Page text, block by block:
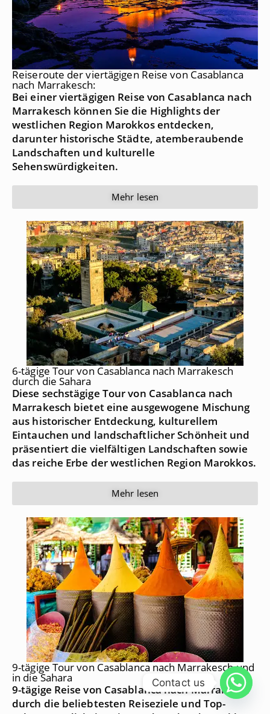
Reiseroute der viertägigen Reise von Casablanca
nach Marrakesch:
Bei einer viertägigen Reise von Casablanca nach
Marrakesch können Sie die Highlights der
westlichen Region Marokkos entdecken,
darunter historische Städte, atemberaubende
Landschaften und kulturelle
Sehenswürdigkeiten.
Mehr lesen
6-tägige Tour von Casablanca nach Marrakesch
durch die Sahara
Diese sechstägige Tour von Casablanca nach
Marrakesch bietet eine ausgewogene Mischung
aus historischer Entdeckung, kulturellem
Eintauchen und landschaftlicher Schönheit und
präsentiert die vielfältigen Landschaften sowie
das reiche Erbe der westlichen Region Marokkos.
Mehr lesen
9-tägige Tour von Casablanca nach Marrakesch und
in die Sahara
9-tägige Reise von Casablanca nach Marrakesch
durch die beliebtesten Reiseziele und Top-
Contact us